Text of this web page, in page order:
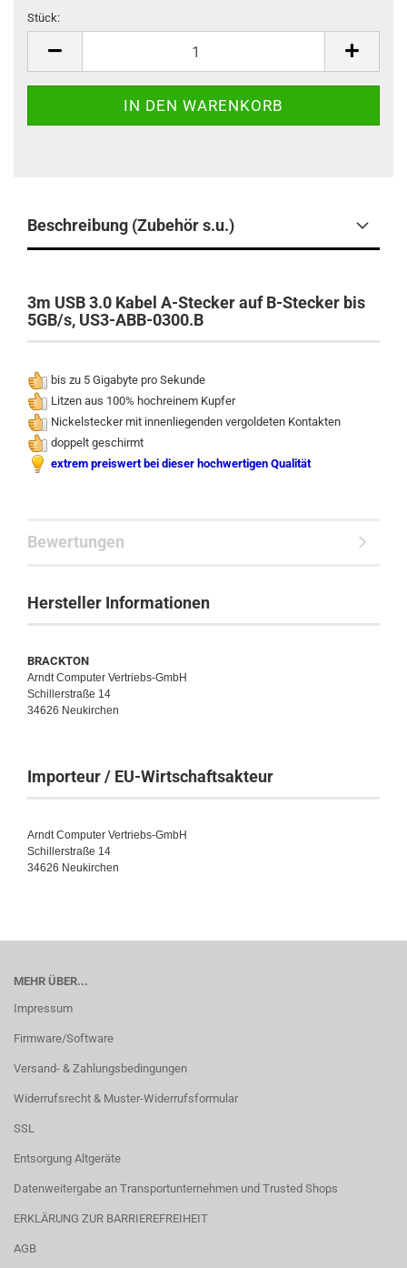
Stück:
Beschreibung (Zubehör s.u.)
3m USB 3.0 Kabel A-Stecker auf B-Stecker bis
5GB/s, US3-ABB-0300.B
bis zu 5 Gigabyte pro Sekunde
Litzen aus 100% hochreinem Kupfer
Nickelstecker mit innenliegenden vergoldeten Kontakten
doppelt geschirmt
extrem preiswert bei dieser hochwertigen Qualität
Bewertungen
Hersteller Informationen
BRACKTON
Arndt Computer Vertriebs-GmbH
Schillerstraße 14
34626 Neukirchen
Importeur / EU-Wirtschaftsakteur
Arndt Computer Vertriebs-GmbH
Schillerstraße 14
34626 Neukirchen
MEHR ÜBER...
Impressum
Firmware/Software
Versand- & Zahlungsbedingungen
Widerrufsrecht & Muster-Widerrufsformular
SSL
Entsorgung Altgeräte
Datenweitergabe an Transportunternehmen und Trusted Shops
ERKLÄRUNG ZUR BARRIEREFREIHEIT
AGB